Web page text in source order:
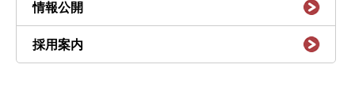
情報公開
採用案内